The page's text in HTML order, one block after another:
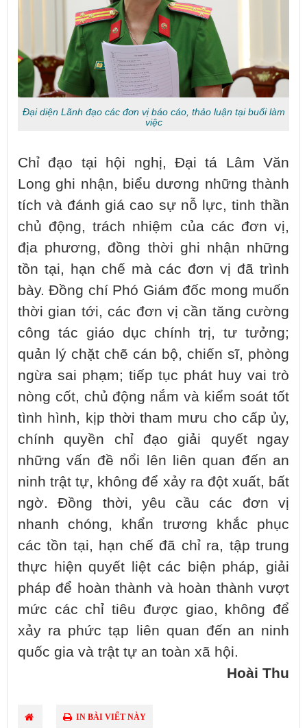
Đại diện Lãnh đạo các đơn vị báo cáo, thảo luận tại buổi làm
việc
Chỉ đạo tại hội nghị, Đại tá Lâm Văn
Long ghi nhận, biểu dương những thành
tích và đánh giá cao sự nỗ lực, tinh thần
chủ động, trách nhiệm của các đơn vị,
địa phương, đồng thời ghi nhận những
tồn tại, hạn chế mà các đơn vị đã trình
bày. Đồng chí Phó Giám đốc mong muốn
thời gian tới, các đơn vị cần tăng cường
công tác giáo dục chính trị, tư tưởng;
quản lý chặt chẽ cán bộ, chiến sĩ, phòng
ngừa sai phạm; tiếp tục phát huy vai trò
nòng cốt, chủ động nắm và kiểm soát tốt
tình hình, kịp thời tham mưu cho cấp ủy,
chính quyền chỉ đạo giải quyết ngay
những vấn đề nổi lên liên quan đến an
ninh trật tự, không để xảy ra đột xuất, bất
ngờ. Đồng thời, yêu cầu các đơn vị
nhanh chóng, khẩn trương khắc phục
các tồn tại, hạn chế đã chỉ ra, tập trung
thực hiện quyết liệt các biện pháp, giải
pháp để hoàn thành và hoàn thành vượt
mức các chỉ tiêu được giao, không để
xảy ra phức tạp liên quan đến an ninh
quốc gia và trật tự an toàn xã hội.
Hoài Thu
IN BÀI VIẾT NÀY